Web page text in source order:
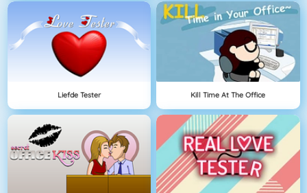
Liefde Tester Kill Time At The Office